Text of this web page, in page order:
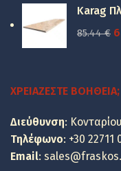
Karag
85.44€
ΧΡΕΙΆΖΕΣΤΕ ΒΟΉΘΕΙΑ;
Διεύθυνση:
Τηλέφωνο: +30 22711
Email: